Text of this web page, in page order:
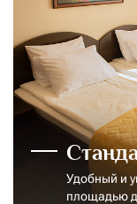
Удобный и
площадью